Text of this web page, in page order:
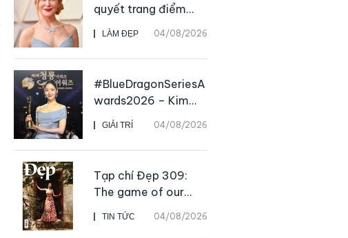
LÀM ĐẸP 04/08/2026
quyết trang điểm
“hack” tuổi như các
nữ minh tinh hàng
đầu
GIẢI TRÍ 04/08/2026
#BlueDragonSeriesA
wards2026 – Kim
Go Eun chiến thắng
Daesang, niềm vui
nhân đôi của Park Bo
TIN TỨC 04/08/2026
Tạp chí Đẹp 309:
The game of our